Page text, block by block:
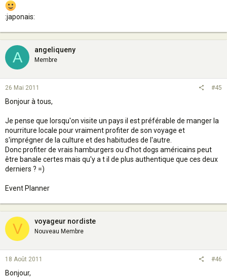
:japonais:
A angeliqueny
Membre
26 Mai 2011 #45
Bonjour à tous,
Je pense que lorsqu'on visite un pays il est préférable de manger la
nourriture locale pour vraiment profiter de son voyage et
s'imprégner de la culture et des habitudes de l'autre.
Donc profiter de vrais hamburgers ou d'hot dogs américains peut
être banale certes mais qu'y a t il de plus authentique que ces deux
derniers ? =)
Event Planner
V voyageur nordiste
Nouveau Membre
18 Août 2011 #46
Bonjour,